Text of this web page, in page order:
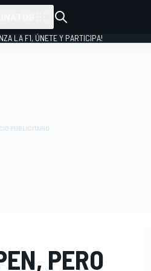
LA F1, ÚNETE Y PARTICIPA!
PERO